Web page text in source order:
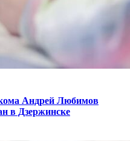
Андрей Любимов
в Дзержинске